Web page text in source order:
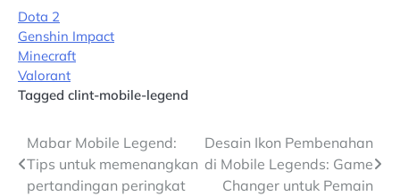
Dota 2
Genshin Impact
Minecraft
Valorant
Tagged clint-mobile-legend
Post
navigation
Mabar Mobile Legend:
Tips untuk memenangkan
pertandingan peringkat
Desain Ikon Pembenahan
di Mobile Legends: Game
Changer untuk Pemain